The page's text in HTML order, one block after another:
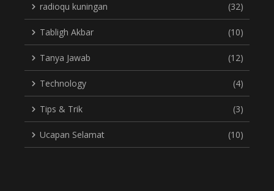
radioqu kuningan (32)
Tabligh Akbar (10)
Tanya Jawab (12)
Technology (4)
Tips & Trik (3)
Ucapan Selamat (10)